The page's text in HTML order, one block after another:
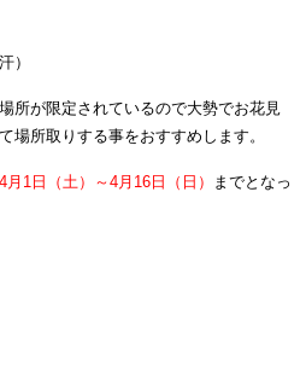
）
所が限定されているので大勢でお花見
場所取りする事をおすすめします。
4月1日（土）～4月16日（日）
までとなっ